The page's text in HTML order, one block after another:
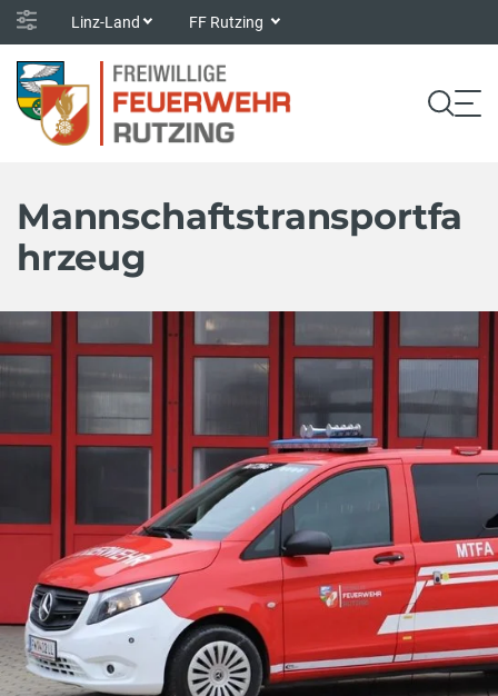
Linz-Land FF Rutzing
Mannschaftstransportfa
hrzeug